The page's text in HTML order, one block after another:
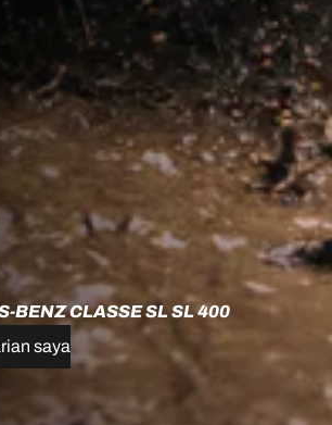
BENZ CLASSE SL SL 400
saya